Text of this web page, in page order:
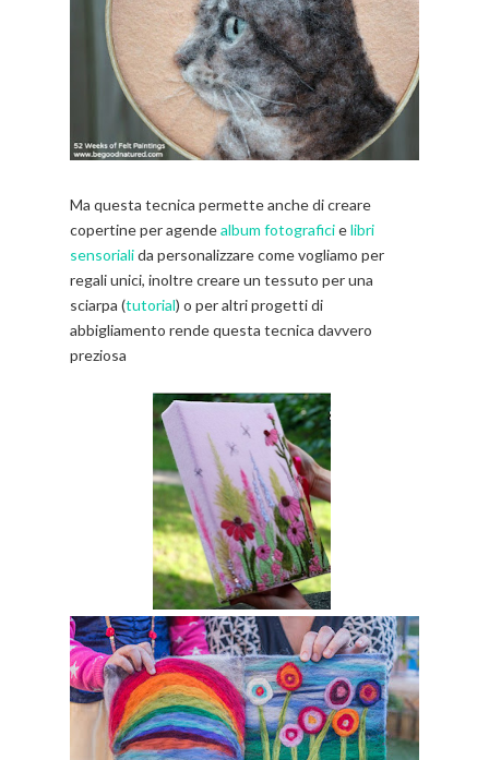
Ma questa tecnica permette anche di creare
copertine per agendealbum fotograficielibri
sensorialida personalizzare come vogliamo per
regali unici, inoltre creare un tessuto per una
sciarpa (tutorial) o per altri progetti di
abbigliamento rende questa tecnica davvero
preziosa